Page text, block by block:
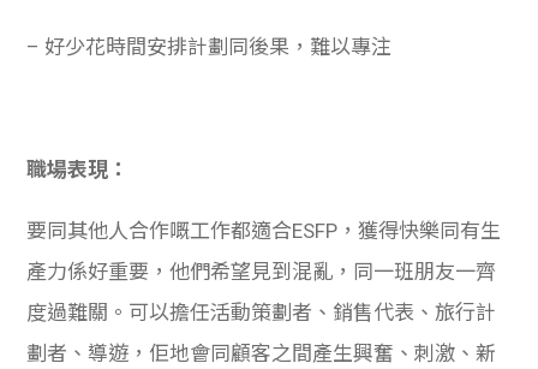
– 好少花時間安排計劃同後果，難以專注
職場表現：
要同其他人合作嘅工作都適合ESFP，獲得快樂同有生
產力係好重要，他們希望見到混亂，同一班朋友一齊
度過難關。可以擔任活動策劃者、銷售代表、旅行計
劃者、導遊，佢地會同顧客之間產生興奮、刺激、新